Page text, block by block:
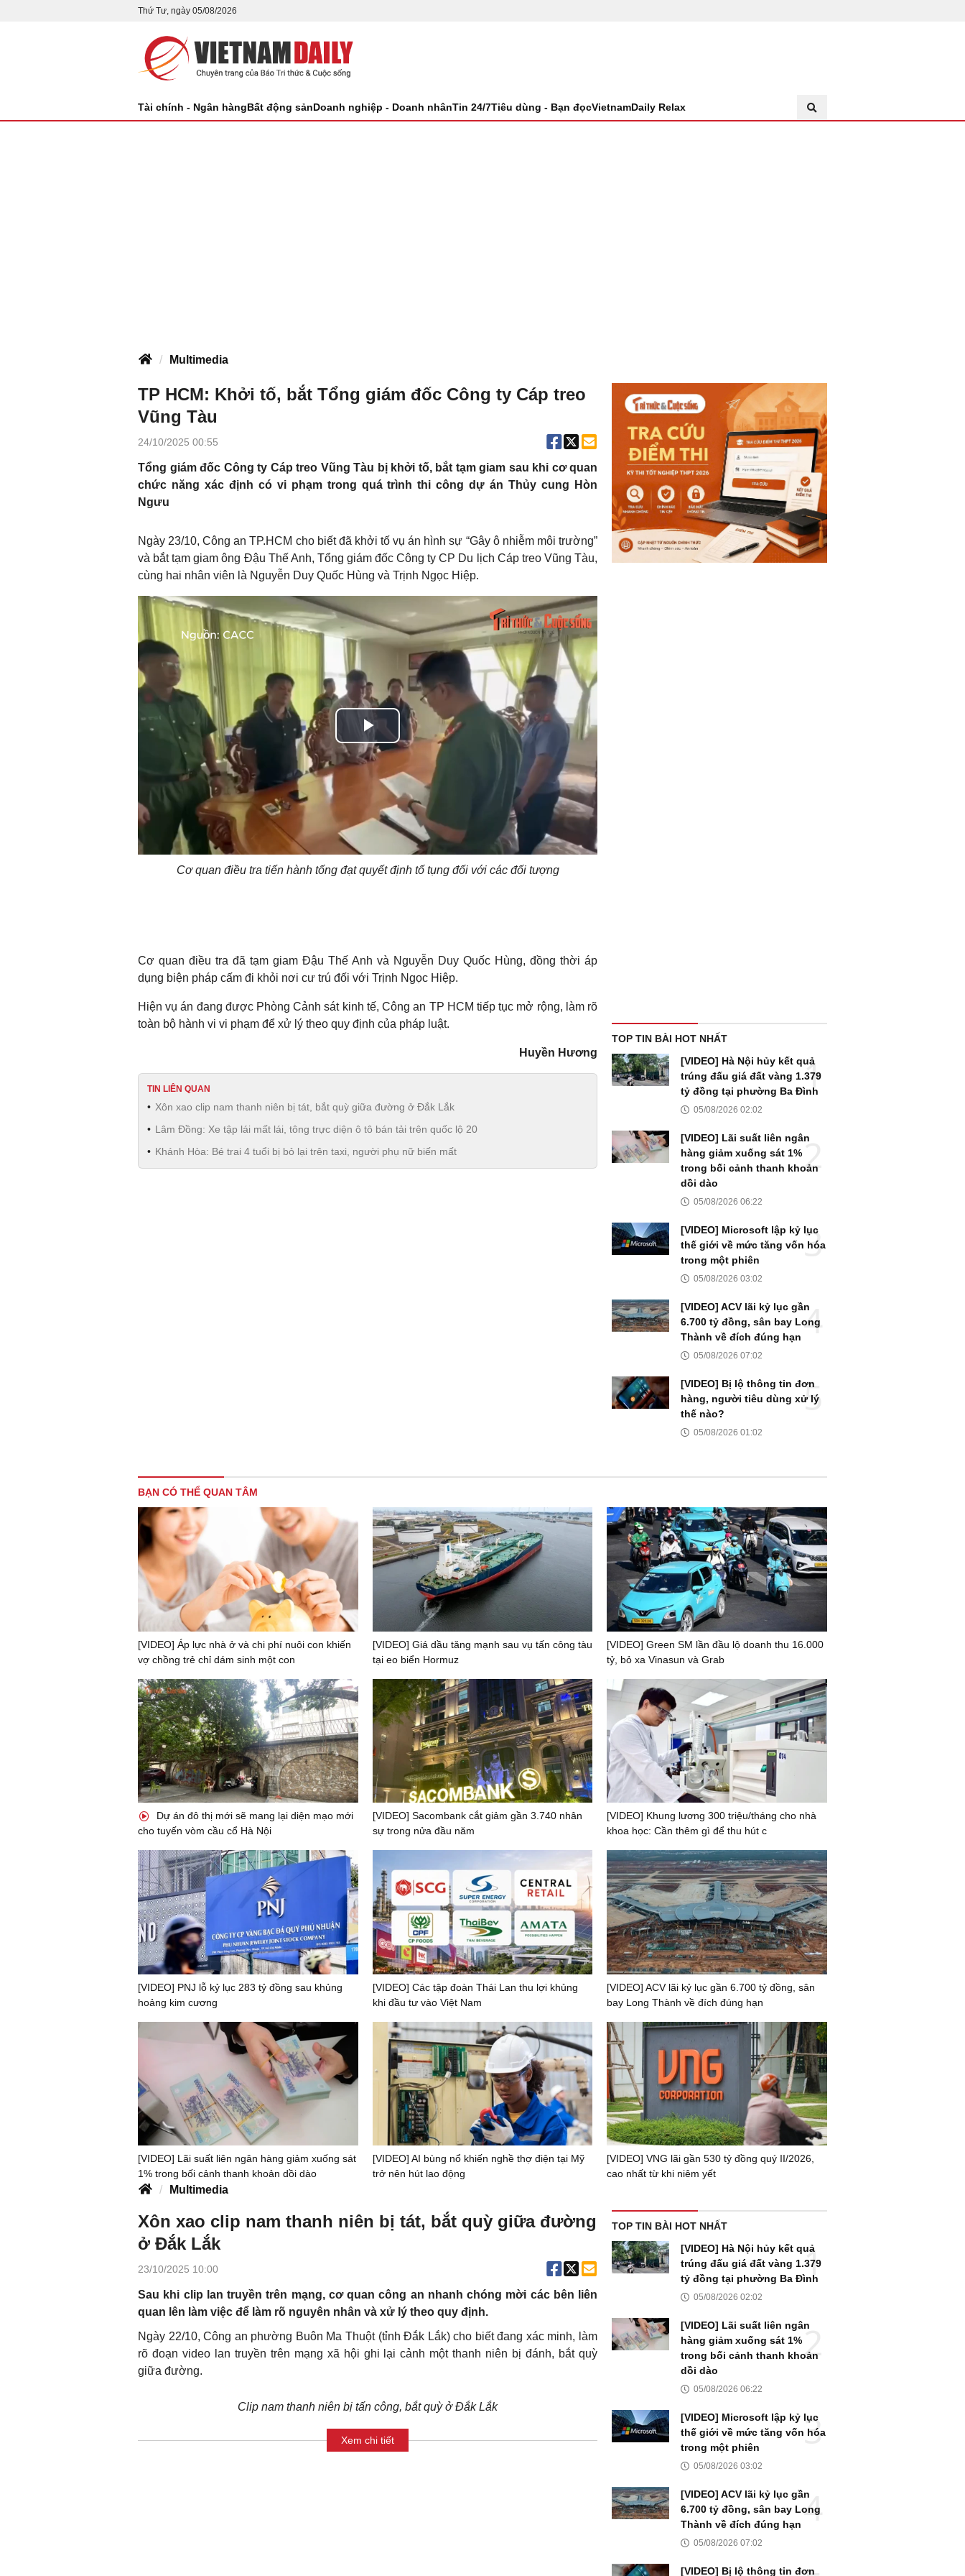
Thứ Tư, ngày 05/08/2026
Tài chính - Ngân hàngBất động sảnDoanh nghiệp - Doanh nhânTin 24/7Tiêu dùng - Bạn đọcVietnamDaily Relax
Multimedia
TP HCM: Khởi tố, bắt Tổng giám đốc Công ty Cáp treo
Vũng Tàu
24/10/2025 00:55
Tổng giám đốc Công ty Cáp treo Vũng Tàu bị khởi tố, bắt tạm giam sau khi cơ quan
chức năng xác định có vi phạm trong quá trình thi công dự án Thủy cung Hòn
Ngưu
Ngày 23/10, Công an TP.HCM cho biết đã khởi tố vụ án hình sự “Gây ô nhiễm môi trường”
và bắt tạm giam ông Đậu Thế Anh, Tổng giám đốc Công ty CP Du lịch Cáp treo Vũng Tàu,
cùng hai nhân viên là Nguyễn Duy Quốc Hùng và Trịnh Ngọc Hiệp.
Play
Video
Cơ quan điều tra tiến hành tống đạt quyết định tố tụng đối với các đối tượng
Cơ quan điều tra đã tạm giam Đậu Thế Anh và Nguyễn Duy Quốc Hùng, đồng thời áp
dụng biện pháp cấm đi khỏi nơi cư trú đối với Trịnh Ngọc Hiệp.
Hiện vụ án đang được Phòng Cảnh sát kinh tế, Công an TP HCM tiếp tục mở rộng, làm rõ
toàn bộ hành vi vi phạm để xử lý theo quy định của pháp luật.
Huyền Hương
TIN LIÊN QUAN
Xôn xao clip nam thanh niên bị tát, bắt quỳ giữa đường ở Đắk Lắk
Lâm Đồng: Xe tập lái mất lái, tông trực diện ô tô bán tải trên quốc lộ 20
Khánh Hòa: Bé trai 4 tuổi bị bỏ lại trên taxi, người phụ nữ biến mất
TOP TIN BÀI HOT NHẤT
[VIDEO] Hà Nội hủy kết quả
trúng đấu giá đất vàng 1.379
tỷ đồng tại phường Ba Đình
05/08/2026 02:02
[VIDEO] Lãi suất liên ngân
hàng giảm xuống sát 1%
trong bối cảnh thanh khoản
dồi dào
05/08/2026 06:22
[VIDEO] Microsoft lập kỷ lục
thế giới về mức tăng vốn hóa
trong một phiên
05/08/2026 03:02
[VIDEO] ACV lãi kỷ lục gần
6.700 tỷ đồng, sân bay Long
Thành về đích đúng hạn
05/08/2026 07:02
[VIDEO] Bị lộ thông tin đơn
hàng, người tiêu dùng xử lý
thế nào?
05/08/2026 01:02
BẠN CÓ THỂ QUAN TÂM
[VIDEO] Áp lực nhà ở và chi phí nuôi con khiến
vợ chồng trẻ chỉ dám sinh một con
[VIDEO] Giá dầu tăng mạnh sau vụ tấn công tàu
tại eo biển Hormuz
[VIDEO] Green SM lần đầu lộ doanh thu 16.000
tỷ, bỏ xa Vinasun và Grab
Dự án đô thị mới sẽ mang lại diện mạo mới
cho tuyến vòm cầu cổ Hà Nội
[VIDEO] Sacombank cắt giảm gần 3.740 nhân
sự trong nửa đầu năm
[VIDEO] Khung lương 300 triệu/tháng cho nhà
khoa học: Cần thêm gì để thu hút c
[VIDEO] PNJ lỗ kỷ lục 283 tỷ đồng sau khủng
hoảng kim cương
[VIDEO] Các tập đoàn Thái Lan thu lợi khủng
khi đầu tư vào Việt Nam
[VIDEO] ACV lãi kỷ lục gần 6.700 tỷ đồng, sân
bay Long Thành về đích đúng hạn
[VIDEO] Lãi suất liên ngân hàng giảm xuống sát
1% trong bối cảnh thanh khoản dồi dào
[VIDEO] AI bùng nổ khiến nghề thợ điện tại Mỹ
trở nên hút lao động
[VIDEO] VNG lãi gần 530 tỷ đồng quý II/2026,
cao nhất từ khi niêm yết
Multimedia
Xôn xao clip nam thanh niên bị tát, bắt quỳ giữa đường
ở Đắk Lắk
23/10/2025 10:00
Sau khi clip lan truyền trên mạng, cơ quan công an nhanh chóng mời các bên liên
quan lên làm việc để làm rõ nguyên nhân và xử lý theo quy định.
Ngày 22/10, Công an phường Buôn Ma Thuột (tỉnh Đắk Lắk) cho biết đang xác minh, làm
rõ đoạn video lan truyền trên mạng xã hội ghi lại cảnh một thanh niên bị đánh, bắt quỳ
giữa đường.
Clip nam thanh niên bị tấn công, bắt quỳ ở Đắk Lắk
Xem chi tiết
TOP TIN BÀI HOT NHẤT
[VIDEO] Hà Nội hủy kết quả
trúng đấu giá đất vàng 1.379
tỷ đồng tại phường Ba Đình
05/08/2026 02:02
[VIDEO] Lãi suất liên ngân
hàng giảm xuống sát 1%
trong bối cảnh thanh khoản
dồi dào
05/08/2026 06:22
[VIDEO] Microsoft lập kỷ lục
thế giới về mức tăng vốn hóa
trong một phiên
05/08/2026 03:02
[VIDEO] ACV lãi kỷ lục gần
6.700 tỷ đồng, sân bay Long
Thành về đích đúng hạn
05/08/2026 07:02
[VIDEO] Bị lộ thông tin đơn